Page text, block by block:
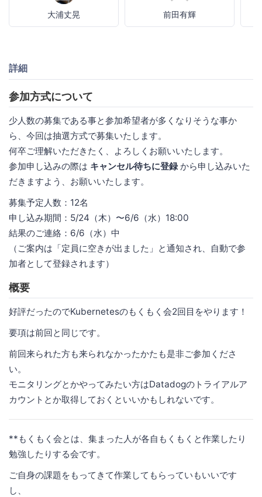
大浦丈晃 前田有輝
詳細
参加方式について
少人数の募集である事と参加希望者が多くなりそうな事か
ら、今回は抽選方式で募集いたします。
何卒ご理解いただきたく、よろしくお願いいたします。
参加申し込みの際は キャンセル待ちに登録から申し込みいた
だきますよう、お願いいたします。
募集予定人数：12名
申し込み期間：5/24（木）〜6/6（水）18:00
結果のご連絡：6/6（水）中
（ご案内は「定員に空きが出ました」と通知され、自動で参
加者として登録されます）
概要
好評だったのでKubernetesのもくもく会2回目をやります！
要項は前回と同じです。
前回来られた方も来られなかったかたも是非ご参加くださ
い。
モニタリングとかやってみたい方はDatadogのトライアルア
カウントとか取得しておくといいかもしれないです。
**もくもく会とは、集まった人が各自もくもくと作業したり
勉強したりする会です。
ご自身の課題をもってきて作業してもらっていもいいです
し、